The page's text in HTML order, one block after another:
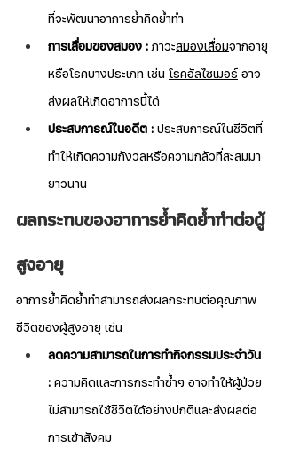
ที่จะพัฒนาอาการย้ำคิดย้ำทำ
การเสื่อมของสมอง : ภาวะสมองเสื่อมจากอายุ
หรือโรคบางประเภท เช่น โรคอัลไซเมอร์ อาจ
ส่งผลให้เกิดอาการนี้ได้
ประสบการณ์ในอดีต : ประสบการณ์ในชีวิตที่
ทำให้เกิดความกังวลหรือความกลัวที่สะสมมา
ยาวนาน
ผลกระทบของอาการย้ำคิดย้ำทำต่อผู้
สูงอายุ
อาการย้ำคิดย้ำทำสามารถส่งผลกระทบต่อคุณภาพ
ชีวิตของผู้สูงอายุ เช่น
ลดความสามารถในการทำกิจกรรมประจำวัน
: ความคิดและการกระทำซ้ำๆ อาจทำให้ผู้ป่วย
ไม่สามารถใช้ชีวิตได้อย่างปกติและส่งผลต่อ
การเข้าสังคม